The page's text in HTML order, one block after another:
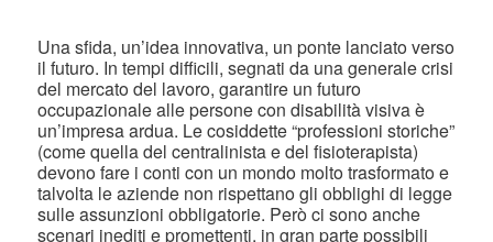
Una sfida, un’idea innovativa, un ponte lanciato verso
il futuro. In tempi difficili, segnati da una generale crisi
del mercato del lavoro, garantire un futuro
occupazionale alle persone con disabilità visiva è
un’impresa ardua. Le cosiddette “professioni storiche”
(come quella del centralinista e del fisioterapista)
devono fare i conti con un mondo molto trasformato e
talvolta le aziende non rispettano gli obblighi di legge
sulle assunzioni obbligatorie. Però ci sono anche
scenari inediti e promettenti, in gran parte possibili